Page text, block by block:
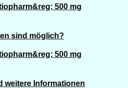
500 mg
sind möglich?
500 mg
weitere Informationen